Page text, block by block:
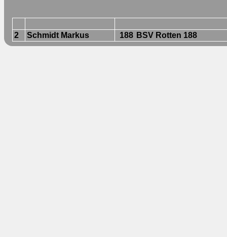
2 Schmidt Markus 188 BSV Rotten 188